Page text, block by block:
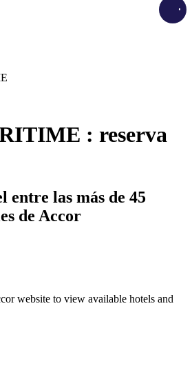
: reserva
entre las más de 45
de Accor
website to view available hotels and